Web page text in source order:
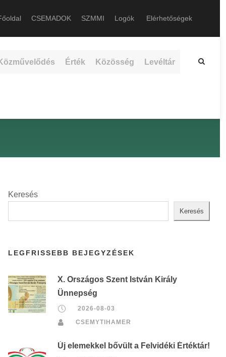
CSEMADOK SZMMI Logók Elérhetőségek
Érték Közösség Levéltár
Keresés
Keresés
LEGFRISSEBB BEJEGYZÉSEK
X. Országos Szent István Király
Ünnepség
2026-08-03
CSEMYTIHAMER
Új elemekkel bővült a Felvidéki Értéktár!